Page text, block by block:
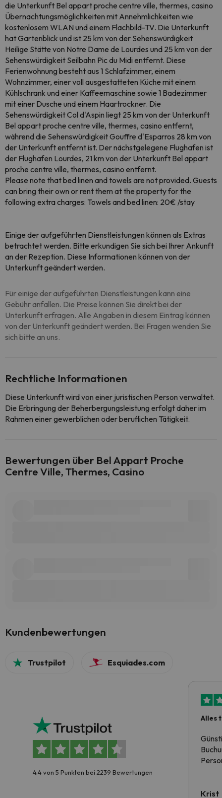
die Unterkunft Bel appart proche centre ville, thermes, casino
Übernachtungsmöglichkeiten mit Annehmlichkeiten wie
kostenlosem WLAN und einem Flachbild-TV. Die Unterkunft
hat Gartenblick und ist 25 km von der Sehenswürdigkeit
Heilige Stätte von Notre Dame de Lourdes und 25 km von der
Sehenswürdigkeit Seilbahn Pic du Midi entfernt. Diese
Ferienwohnung besteht aus 1 Schlafzimmer, einem
Wohnzimmer, einer voll ausgestatteten Küche mit einem
Kühlschrank und einer Kaffeemaschine sowie 1 Badezimmer
mit einer Dusche und einem Haartrockner. Die
Sehenswürdigkeit Col d'Aspin liegt 25 km von der Unterkunft
Bel appart proche centre ville, thermes, casino entfernt,
während die Sehenswürdigkeit Gouffre d'Esparros 28 km von
der Unterkunft entfernt ist. Der nächstgelegene Flughafen ist
der Flughafen Lourdes, 21 km von der Unterkunft Bel appart
proche centre ville, thermes, casino entfernt.
Please note that bed linen and towels are not provided. Guests
can bring their own or rent them at the property for the
following extra charges: Towels and bed linen: 20€ /stay
Einige der aufgeführten Dienstleistungen können als Extras
betrachtet werden. Bitte erkundigen Sie sich bei Ihrer Ankunft
an der Rezeption. Diese Informationen können von der
Unterkunft geändert werden.
Für einige der aufgeführten Dienstleistungen kann eine
Gebühr anfallen. Die Preise können Sie direkt bei der
Unterkunft erfragen. Alle Angaben in diesem Eintrag können
von der Unterkunft geändert werden. Bei Fragen wenden Sie
sich bitte an uns.
Rechtliche Informationen
Diese Unterkunft wird von einer juristischen Person verwaltet.
Die Erbringung der Beherbergungsleistung erfolgt daher im
Rahmen einer gewerblichen oder beruflichen Tätigkeit.
Bewertungen über Bel Appart Proche
Centre Ville, Thermes, Casino
Kundenbewertungen
Trustpilot Esquiades.com
4.4 von 5 Punkten bei 2239 Bewertungen
Alles
Krist